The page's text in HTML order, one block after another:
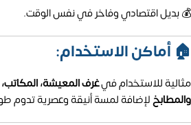
💰 بديل اقتصادي وفاخر في نفس الوقت.
🏠 أماكن الاستخدام:
مثالية للاستخدام فيغرف المعيشة،
والمطابخلإضافة لمسة أنيقة وعصرية تدوم